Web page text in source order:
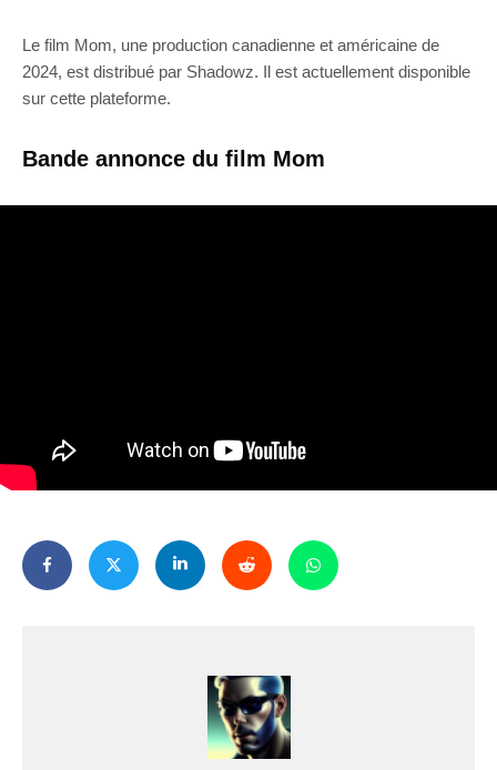
Le film Mom, une production canadienne et américaine de
2024, est distribué par Shadowz. Il est actuellement disponible
sur cette plateforme.
Bande annonce du film Mom